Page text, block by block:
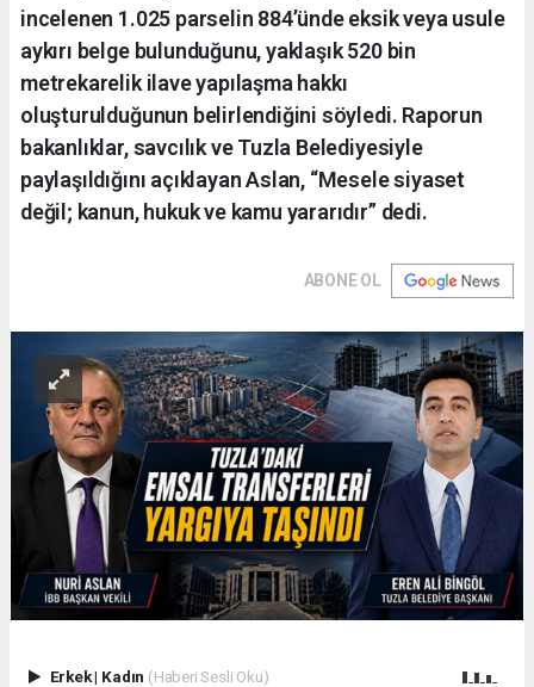
incelenen 1.025 parselin 884’ünde eksik veya usule
aykırı belge bulunduğunu, yaklaşık 520 bin
metrekarelik ilave yapılaşma hakkı
oluşturulduğunun belirlendiğini söyledi. Raporun
bakanlıklar, savcılık ve Tuzla Belediyesiyle
paylaşıldığını açıklayan Aslan, “Mesele siyaset
değil; kanun, hukuk ve kamu yararıdır” dedi.
ABONE OL
Erkek| Kadın (Haberi Sesli Oku)